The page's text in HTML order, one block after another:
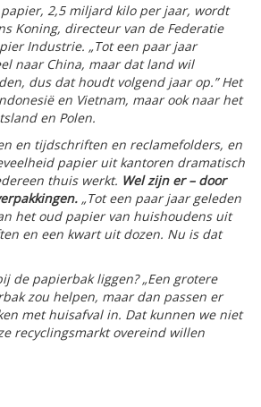
2,5 miljard kilo per jaar, wordt
Koning, directeur van de Federatie
Industrie. „Tot een paar jaar
naar China, maar dat land wil
dus dat houdt volgend jaar op.” Het
en Vietnam, maar ook naar het
en Polen.
en tijdschriften en reclamefolders, en
papier uit kantoren dramatisch
thuis werkt. Wel zijn er – door
„Tot een paar jaar geleden
het oud papier van huishoudens uit
en een kwart uit dozen. Nu is dat
de papierbak liggen? „Een grotere
zou helpen, maar dan passen er
met huisafval in. Dat kunnen we niet
recyclingsmarkt overeind willen